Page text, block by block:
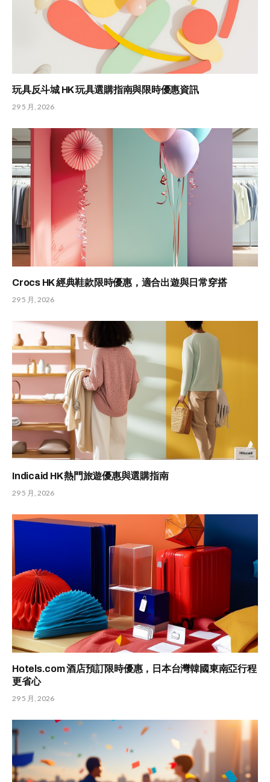
玩具反斗城 HK 玩具選購指南與限時優惠資訊
29 5 月, 2026
Crocs HK 經典鞋款限時優惠，適合出遊與日常穿搭
29 5 月, 2026
Indicaid HK 熱門旅遊優惠與選購指南
29 5 月, 2026
Hotels.com 酒店預訂限時優惠，日本台灣韓國東南亞行程
更省心
29 5 月, 2026